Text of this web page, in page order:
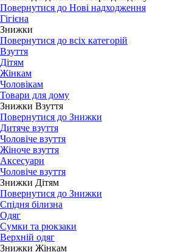
Повернутися до Нові надходження
Гігієна
Знижки
Повернутися до всіх категорій
Взуття
Дітям
Жінкам
Чоловікам
Товари для дому
Знижки Взуття
Повернутися до Знижки
Дитяче взуття
Чоловіче взуття
Жіноче взуття
Аксесуари
Чоловіче взуття
Знижки Дітям
Повернутися до Знижки
Спідня білизна
Одяг
Сумки та рюкзаки
Верхній одяг
Знижки Жінкам